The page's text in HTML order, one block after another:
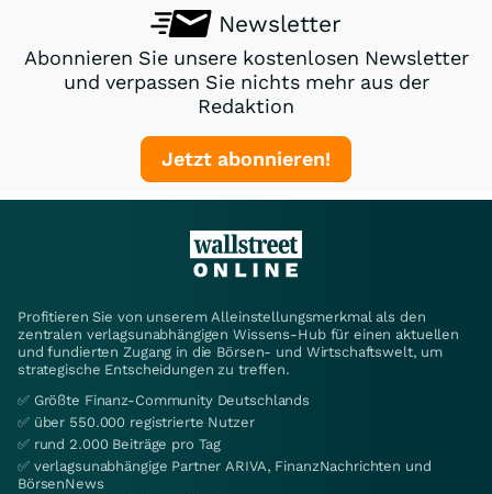
Newsletter
Abonnieren Sie unsere kostenlosen Newsletter
und verpassen Sie nichts mehr aus der
Redaktion
Jetzt abonnieren!
Profitieren Sie von unserem Alleinstellungsmerkmal als den
zentralen verlagsunabhängigen Wissens-Hub für einen aktuellen
und fundierten Zugang in die Börsen- und Wirtschaftswelt, um
strategische Entscheidungen zu treffen.
✅ Größte Finanz-Community Deutschlands
✅ über 550.000 registrierte Nutzer
✅ rund 2.000 Beiträge pro Tag
✅ verlagsunabhängige Partner ARIVA, FinanzNachrichten und
BörsenNews